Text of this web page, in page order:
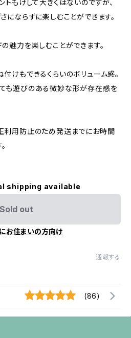
もけして大きくはないのですが、
ならずに楽しむことができます。
魅力を楽しむことができます。
けもできるくらいのボリューム感。
も遊びのある微妙な形が存在感を
利用防止のため発送までにお時間
shipping available
Sold out
お住まいの方向け
通報する
(86)